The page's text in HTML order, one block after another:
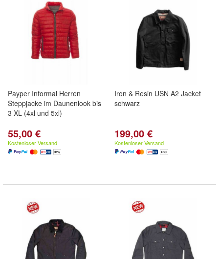
Payper Informal Herren
Steppjacke im Daunenlook bis
3 XL (4xl und 5xl)
55,00 €
Kostenloser Versand
Iron & Resin USN A2 Jacket
schwarz
199,00 €
Kostenloser Versand